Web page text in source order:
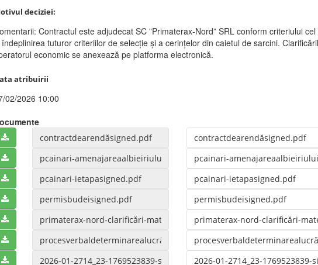
deciziei:
Contractul este adjudecat SC ”Primaterax-Nord” SRL conform criteriului
tuturor criteriilor de selecție și a cerințelor din caietul de sarcini.
economic se anexează pe platforma electronică.
atribuirii
02/2026 10:00